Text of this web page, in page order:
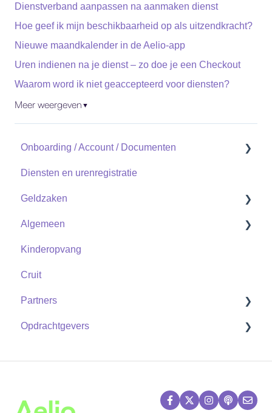
Dienstverband aanpassen na aanmaken dienst
Hoe geef ik mijn beschikbaarheid op als uitzendkracht?
Nieuwe maandkalender in de Aelio-app
Uren indienen na je dienst – zo doe je een Checkout
Waarom word ik niet geaccepteerd voor diensten?
Meer weergeven ▼
Onboarding / Account / Documenten
Documenten
Account
Uitzendkracht
Zzp
Diensten en urenregistratie
Geldzaken
Uitzendkrachten
Zzp
Algemeen
Contact
Kinderopvang
Cruit
Partners
Shifts
Opdrachtgevers
Shifts